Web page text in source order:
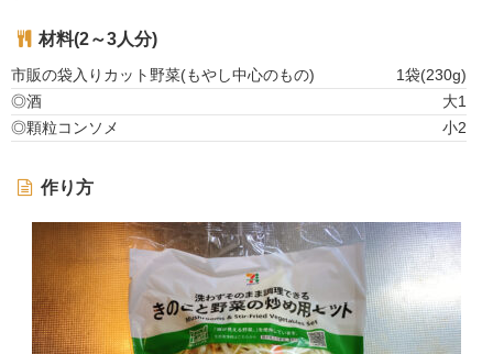
材料(2～3人分)
市販の袋入りカット野菜(もやし中心のもの)
1袋(230g)
◎酒
大1
◎顆粒コンソメ
小2
作り方